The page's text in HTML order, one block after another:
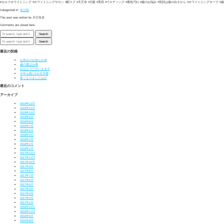
#セルフホワイト二ング #ホワイトニングサロン #駅スグ #天王寺 #大阪 #美容 #ウエディング #着色汚れ #歯のお悩み #笑顔は歯の白さから #ホワイトニングオーグ #
Categorised in: 未分類
This post was written by 天王寺店
Comments are closed here.
Search
Search
最近の投稿
お休みのお知らせ🎍
歯の黄ばみ😨
おはようございます🌞
今年も残り1か月半😨
寒くなりましたね⛄
最近のコメント
アーカイブ
2019年12月
2019年11月
2019年10月
2019年9月
2019年8月
2019年7月
2018年5月
2018年4月
2018年3月
2018年2月
2018年1月
2017年12月
2017年11月
2017年10月
2017年9月
2017年8月
2017年7月
2017年6月
2017年5月
2017年4月
2017年3月
2017年2月
2017年1月
2016年12月
2016年11月
2016年9月
2016年8月